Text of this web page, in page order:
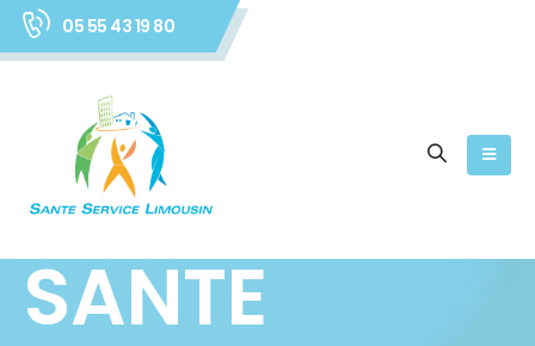
05 55 43 19 80
SANTE